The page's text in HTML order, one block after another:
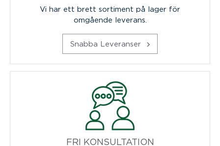
Vi har ett brett sortiment på lager för
omgående leverans.
Snabba Leveranser
FRI KONSULTATION